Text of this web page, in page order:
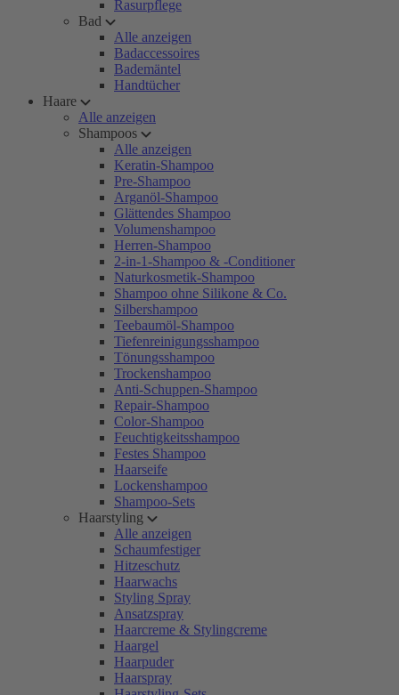
Rasurpflege
Bad
Alle anzeigen
Badaccessoires
Bademäntel
Handtücher
Haare
Alle anzeigen
Shampoos
Alle anzeigen
Keratin-Shampoo
Pre-Shampoo
Arganöl-Shampoo
Glättendes Shampoo
Volumenshampoo
Herren-Shampoo
2-in-1-Shampoo & -Conditioner
Naturkosmetik-Shampoo
Shampoo ohne Silikone & Co.
Silbershampoo
Teebaumöl-Shampoo
Tiefenreinigungsshampoo
Tönungsshampoo
Trockenshampoo
Anti-Schuppen-Shampoo
Repair-Shampoo
Color-Shampoo
Feuchtigkeitsshampoo
Festes Shampoo
Haarseife
Lockenshampoo
Shampoo-Sets
Haarstyling
Alle anzeigen
Schaumfestiger
Hitzeschutz
Haarwachs
Styling Spray
Ansatzspray
Haarcreme & Stylingcreme
Haargel
Haarpuder
Haarspray